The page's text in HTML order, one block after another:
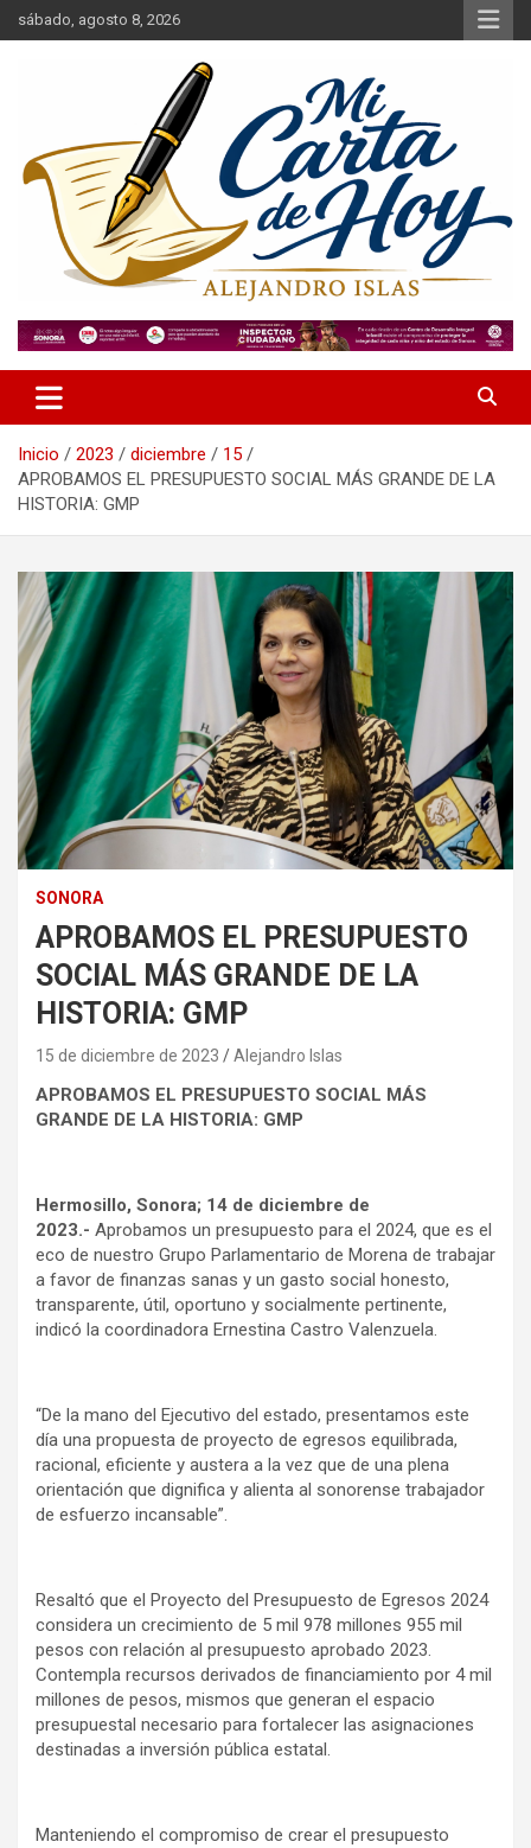
Saltar
al
sábado, agosto 8, 2026
Mi Carta de Hoy
Inicio 2023 diciembre
15
APROBAMOS EL PRESUPUESTO SOCIAL MÁS GRANDE DE LA
HISTORIA: GMP
SONORA
APROBAMOS EL PRESUPUESTO
SOCIAL MÁS GRANDE DE LA
HISTORIA: GMP
15 de diciembre de 2023 Alejandro Islas
APROBAMOS EL PRESUPUESTO SOCIAL MÁS
GRANDE DE LA HISTORIA: GMP
Hermosillo, Sonora; 14 de diciembre de
2023.- Aprobamos un presupuesto para el 2024, que es el
eco de nuestro Grupo Parlamentario de Morena de trabajar
a favor de finanzas sanas y un gasto social honesto,
transparente, útil, oportuno y socialmente pertinente,
indicó la coordinadora Ernestina Castro Valenzuela.
“De la mano del Ejecutivo del estado, presentamos este
día una propuesta de proyecto de egresos equilibrada,
racional, eficiente y austera a la vez que de una plena
orientación que dignifica y alienta al sonorense trabajador
de esfuerzo incansable”.
Resaltó que el Proyecto del Presupuesto de Egresos 2024
considera un crecimiento de 5 mil 978 millones 955 mil
pesos con relación al presupuesto aprobado 2023.
Contempla recursos derivados de financiamiento por 4 mil
millones de pesos, mismos que generan el espacio
presupuestal necesario para fortalecer las asignaciones
destinadas a inversión pública estatal.
Manteniendo el compromiso de crear el presupuesto